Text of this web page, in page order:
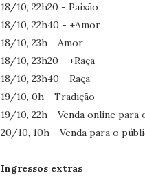
18/10, 22h20 - Paixão
18/10, 22h40 - +Amor
18/10, 23h - Amor
18/10, 23h20 - +Raça
18/10, 23h40 - Raça
19/10, 0h - Tradição
19/10, 22h - Venda online
20/10, 10h - Venda para o
Ingressos extras